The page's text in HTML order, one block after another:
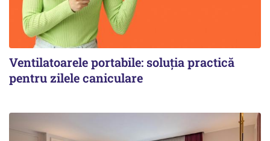
Ventilatoarele portabile: soluția practică
pentru zilele caniculare